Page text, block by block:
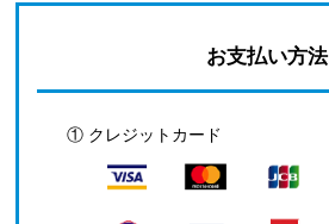
お支払い方法
① クレジットカード